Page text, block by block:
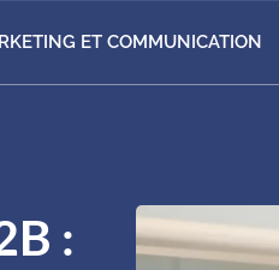
ET COMMUNICATION
: